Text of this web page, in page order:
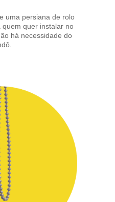
uma persiana de rolo
quer instalar no
há necessidade do